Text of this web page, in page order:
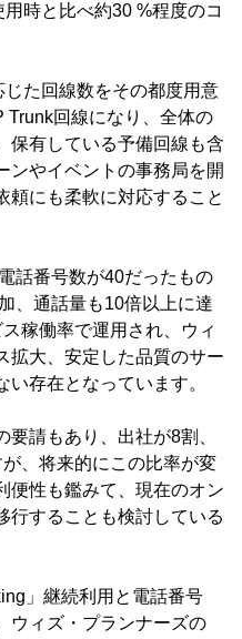
時と比べ約30 %程度のコ
た回線数をその都度用意
Trunk回線になり、全体の
保有している予備回線も含
ンやイベントの事務局を開
頼にも柔軟に対応すること
話番号数が40だったもの
、通話量も10倍以上に達
稼働率で運用され、ウィ
拡大、安定した品質のサー
存在となっています。
請もあり、出社が8割、
、将来的にこの比率が変
便性も鑑みて、現在のオン
行することも検討している
」継続利用と電話番号
ウィズ・プランナーズの